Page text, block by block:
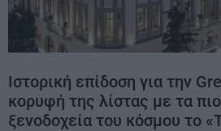
Ιστορική επίδοση για την
κορυφή της λίστας με τα
ξενοδοχεία του κόσμου το